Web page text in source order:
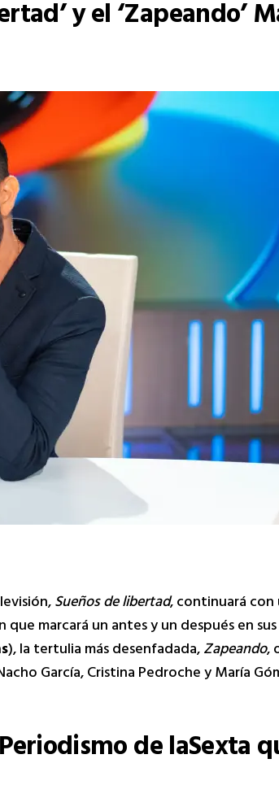
y el ‘Zapeando’
Sueños de libertad, continuará
marcará un antes y un después en
), la tertulia más desenfadada,Zapeando,
García, Cristina Pedroche y María
Periodismo de laSexta